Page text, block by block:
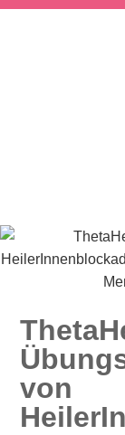
von